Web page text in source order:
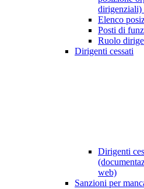
dirigenziali)
Elenco
Posti di
Ruolo
Dirigenti cessati
Dirigenti
web)
Sanzioni per